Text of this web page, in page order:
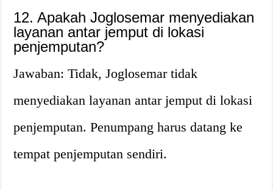
12. Apakah Joglosemar menyediakan
layanan antar jemput di lokasi
penjemputan?
Jawaban: Tidak, Joglosemar tidak
menyediakan layanan antar jemput di lokasi
penjemputan. Penumpang harus datang ke
tempat penjemputan sendiri.